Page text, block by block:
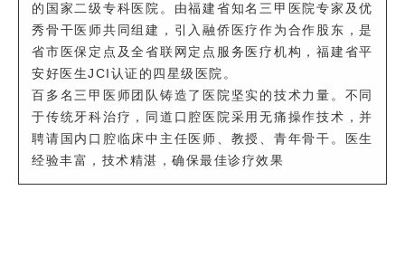
的国家二级专科医院。由福建省知名三甲医院专家及优
秀骨干医师共同组建，引入融侨医疗作为合作股东，是
省市医保定点及全省联网定点服务医疗机构，福建省平
安好医生JCI认证的四星级医院。
百多名三甲医师团队铸造了医院坚实的技术力量。不同
于传统牙科治疗，同道口腔医院采用无痛操作技术，并
聘请国内口腔临床中主任医师、教授、青年骨干。医生
经验丰富，技术精湛，确保最佳诊疗效果